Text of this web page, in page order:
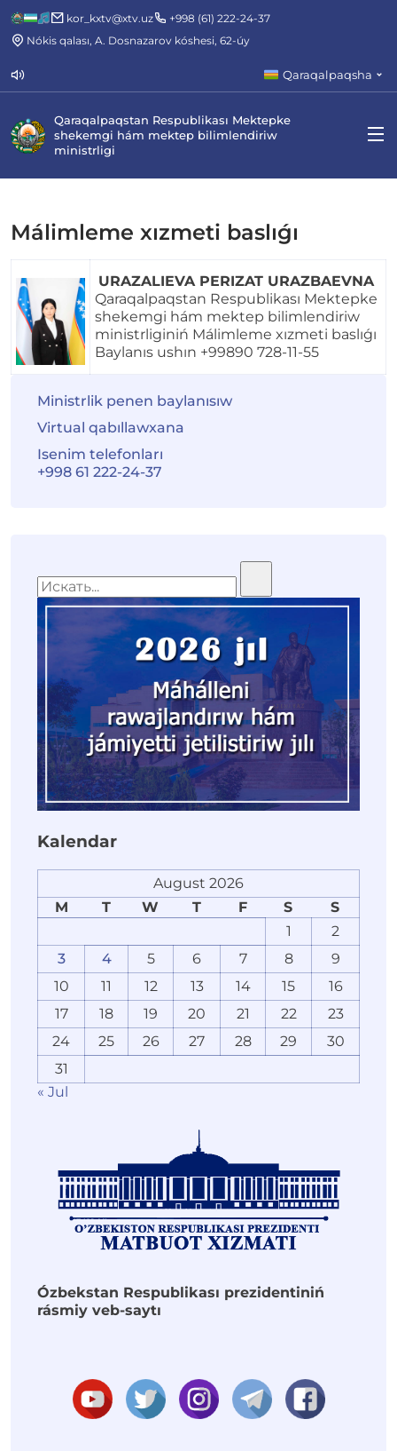
kor_kxtv@xtv.uz
+998 (61) 222-24-37
Nókis qalası, A. Dosnazarov kóshesi, 62-úy
Qaraqalpaqsha
Qaraqalpaqstan Respublikası Mektepke
shekemgi hám mektep bilimlendiriw
ministrligi
Málimleme xızmeti baslıǵı
URAZALIEVA PERIZAT URAZBAEVNA
Qaraqalpaqstan Respublikası Mektepke
shekemgi hám mektep bilimlendiriw
ministrliginiń Málimleme xızmeti baslıǵı
Baylanıs ushın +99890 728-11-55
Ministrlik penen baylanısıw
Virtual qabıllawxana
Isenim telefonları
+998 61 222-24-37
Kalendar
August 2026
M
T W T F S
S
1
2
3
4 5 6 7 8
9
10
11 12 13 14 15
16
17
18 19 20 21 22
23
24
25 26 27 28 29
30
31
« Jul
Ózbekstan Respublikası prezidentiniń
rásmiy veb-saytı